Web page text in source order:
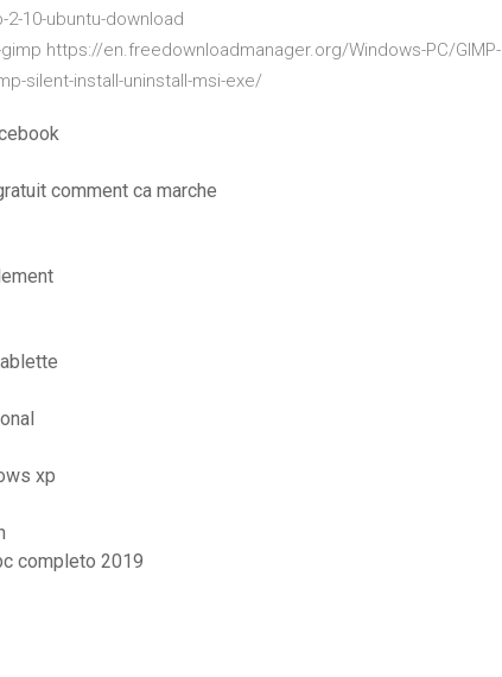
10-ubuntu-download
https://en.freedownloadmanager.org/Windows-PC/GIMP-
silent-install-uninstall-msi-exe/
comment ca marche
xp
completo 2019